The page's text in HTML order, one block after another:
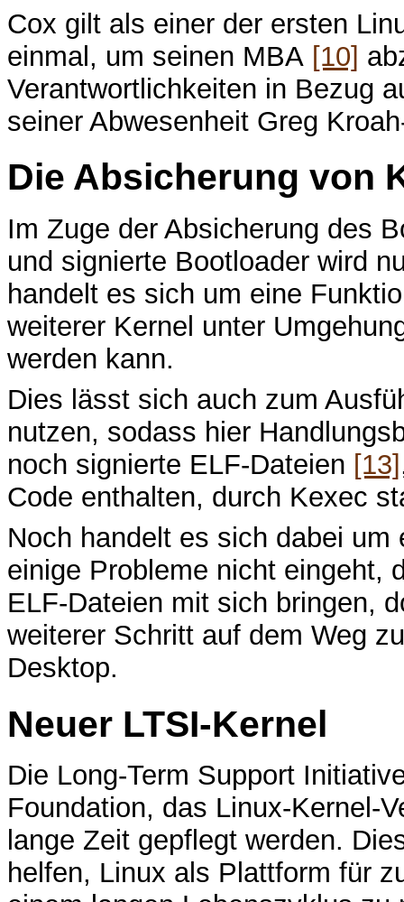
Cox gilt als einer der ersten
einmal, um seinen MBA [10]
Verantwortlichkeiten in Bezug
seiner Abwesenheit Greg
Die Absicherung von
Im Zuge der Absicherung des
und signierte Bootloader wird
handelt es sich um eine
weiterer Kernel unter
werden kann.
Dies lässt sich auch zum
nutzen, sodass hier
noch signierte ELF-Dateien [13]
Code enthalten, durch Kexec
Noch handelt es sich dabei
einige Probleme nicht eingeht,
ELF-Dateien mit sich bringen,
weiterer Schritt auf dem Weg
Desktop.
Neuer LTSI-Kernel
Die Long-Term Support
Foundation, das Linux-Kernel-
lange Zeit gepflegt werden.
helfen, Linux als Plattform für